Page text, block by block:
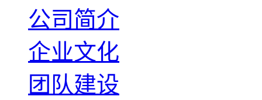
公司简介
企业文化
团队建设